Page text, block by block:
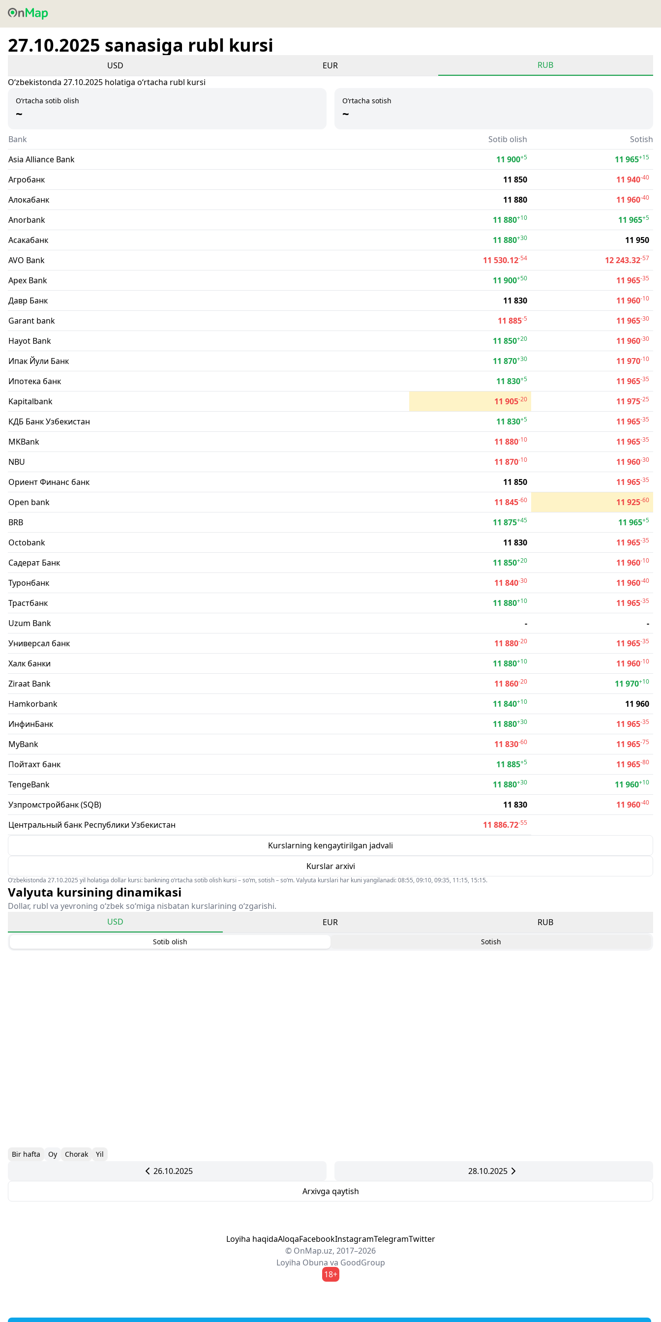
27.10.2025 sanasiga rubl kursi
USD EUR
RUB
Oʻzbekistonda 27.10.2025 holatiga oʻrtacha rubl kursi
O‘rtacha sotib olish
~
O‘rtacha sotish
~
Bank Sotib olish
Sotish
Asia Alliance Bank
11 900+5 11 965+15
Агробанк 11 850 11 940-40
Алокабанк 11 880 11 960-40
Anorbank 11 880+10 11 965+5
Асакабанк 11 880+30
11 950
AVO Bank
11 530.12-54 12 243.32-57
Apex Bank 11 900+50 11 965-35
Давр Банк 11 830 11 960-10
Garant bank 11 885-5 11 965-30
Hayot Bank 11 850+20 11 960-30
Ипак Йули Банк 11 870+30 11 970-10
Ипотека банк 11 830+5 11 965-35
Kapitalbank 11 905-20 11 975-25
КДБ Банк Узбекистан 11 830+5 11 965-35
MKBank 11 880-10 11 965-35
NBU 11 870-10 11 960-30
Ориент Финанс банк 11 850 11 965-35
Open bank 11 845-60 11 925-60
BRB 11 875+45 11 965+5
Octobank 11 830 11 965-35
Садерат Банк 11 850+20 11 960-10
Туронбанк 11 840-30 11 960-40
Трастбанк 11 880+10 11 965-35
Uzum Bank -
-
Универсал банк
11 880-20 11 965-35
Халк банки 11 880+10 11 960-10
Ziraat Bank 11 860-20 11 970+10
Hamkorbank 11 840+10
11 960
ИнфинБанк
11 880+30 11 965-35
MyBank 11 830-60 11 965-75
Пойтахт банк 11 885+5 11 965-80
TengeBank 11 880+30 11 960+10
Узпромстройбанк (SQB) 11 830 11 960-40
Центральный банк Республики Узбекистан 11 886.72-55
Kurslarning kengaytirilgan jadvali
Kurslar arxivi
O‘zbekistonda 27.10.2025 yil holatiga dollar kursi: bankning o‘rtacha sotib olish kursi – so‘m, sotish – so‘m. Valyuta kurslari har kuni yangilanadi: 08:55, 09:10, 09:35, 11:15, 15:15.
Valyuta kursining dinamikasi
Dollar, rubl va yevroning o‘zbek so‘miga nisbatan kurslarining o‘zgarishi.
USD
EUR RUB
Sotib olish Sotish
Bir hafta Oy Chorak Yil
26.10.2025
28.10.2025
Arxivga qaytish
Loyiha haqidaAloqaFacebookInstagramTelegramTwitter
© OnMap.uz, 2017–2026
Loyiha Obuna va GoodGroup
18+